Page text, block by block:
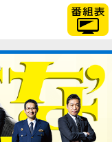
「TBSテレビ」トップペ